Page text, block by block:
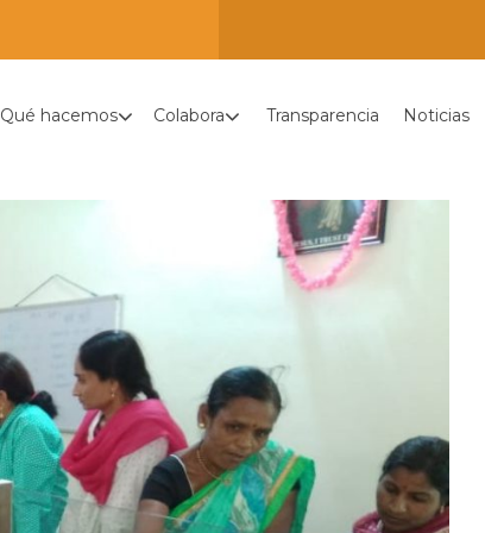
Qué hacemos Colabora Transparencia Noticias